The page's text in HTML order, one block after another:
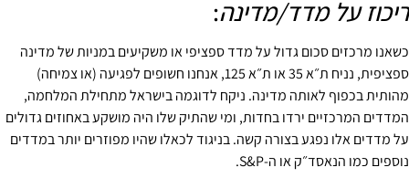
ריכוז על מדד/מדינה:
כשאנו מרכזים סכום גדול על מדד ספציפי או משקיעים במניות של מדינה
ספציפית, נניח ת״א 35 או ת״א 125, אנחנו חשופים לפגיעה (או צמיחה)
מהותית בכפוף לאותה מדינה. ניקח לדוגמה בישראל מתחילת המלחמה,
המדדים המרכזיים ירדו בחדות, ומי שהתיק שלו היה מושקע באחוזים גדולים
על מדדים אלו נפגע בצורה קשה. בניגוד לכאלו שהיו מפוזרים יותר במדדים
נוספים כמו הנאסד״ק או ה-S&P.